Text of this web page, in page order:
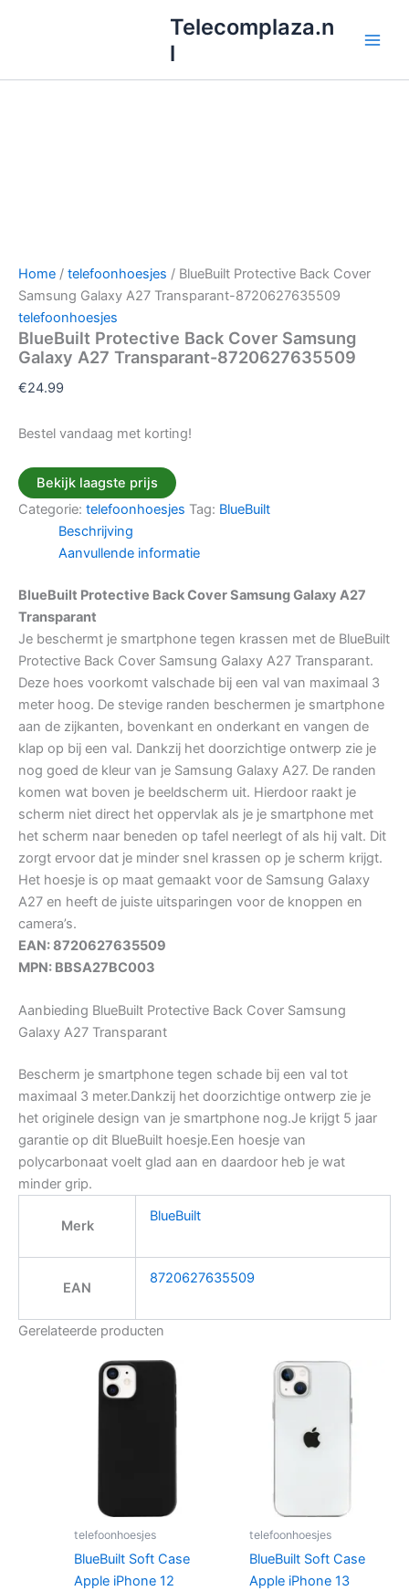
inhoud
Telecomplaza.n
l
Home / telefoonhoesjes / BlueBuilt Protective Back Cover
Samsung Galaxy A27 Transparant-8720627635509
telefoonhoesjes
BlueBuilt Protective Back Cover Samsung
Galaxy A27 Transparant-8720627635509
€24.99
Bestel vandaag met korting!
Bekijk laagste prijs
Categorie: telefoonhoesjes Tag: BlueBuilt
Beschrijving
Aanvullende informatie
BlueBuilt Protective Back Cover Samsung Galaxy A27
Transparant
Je beschermt je smartphone tegen krassen met de BlueBuilt
Protective Back Cover Samsung Galaxy A27 Transparant.
Deze hoes voorkomt valschade bij een val van maximaal 3
meter hoog. De stevige randen beschermen je smartphone
aan de zijkanten, bovenkant en onderkant en vangen de
klap op bij een val. Dankzij het doorzichtige ontwerp zie je
nog goed de kleur van je Samsung Galaxy A27. De randen
komen wat boven je beeldscherm uit. Hierdoor raakt je
scherm niet direct het oppervlak als je je smartphone met
het scherm naar beneden op tafel neerlegt of als hij valt. Dit
zorgt ervoor dat je minder snel krassen op je scherm krijgt.
Het hoesje is op maat gemaakt voor de Samsung Galaxy
A27 en heeft de juiste uitsparingen voor de knoppen en
camera’s.
EAN: 8720627635509
MPN: BBSA27BC003
Aanbieding BlueBuilt Protective Back Cover Samsung
Galaxy A27 Transparant
Bescherm je smartphone tegen schade bij een val tot
maximaal 3 meter.Dankzij het doorzichtige ontwerp zie je
het originele design van je smartphone nog.Je krijgt 5 jaar
garantie op dit BlueBuilt hoesje.Een hoesje van
polycarbonaat voelt glad aan en daardoor heb je wat
minder grip.
Merk
BlueBuilt
EAN
8720627635509
Gerelateerde producten
telefoonhoesjes
BlueBuilt Soft Case
Apple iPhone 12
telefoonhoesjes
BlueBuilt Soft Case
Apple iPhone 13